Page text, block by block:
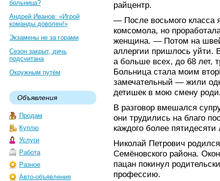
больница?
Андрей Иванов: «Игрой
команды доволен!»
Экзамены не за горами
Сезон закрыт, дичь
подсчитана
Окружным путём
Объявления
Продам
Куплю
Услуги
Работа
Разное
Авто-объявления
райцентр.
— После восьмого класса
комсомола, но
женщина. — Потом на
аллергии пришлось уйти.
а больше всех, до 68 лет,
Больница стала моим
замечательный — жили
детишек в мою смену
В разговор вмешался
они трудились на благо
каждого более пятидесяти
Николай Петрович
Семёновского района.
пацан покинул
профессию.